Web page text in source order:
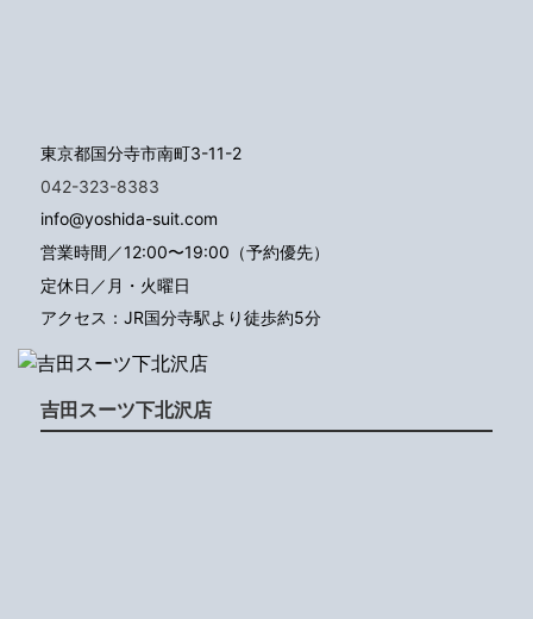
東京都国分寺市南町3-11-2
042-323-8383
info@yoshida-suit.com
営業時間／12:00〜19:00（予約優先）
定休日／月・火曜日
アクセス：JR国分寺駅より徒歩約5分
吉田スーツ下北沢店